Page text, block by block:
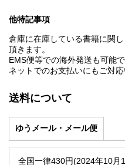
他特記事項
倉庫に在庫している書籍に関
頂きます。
EMS便等での海外発送も可能
ネットでのお支払いにもご対応
送料について
ゆうメール・メール便
全国一律430円(2024年10月